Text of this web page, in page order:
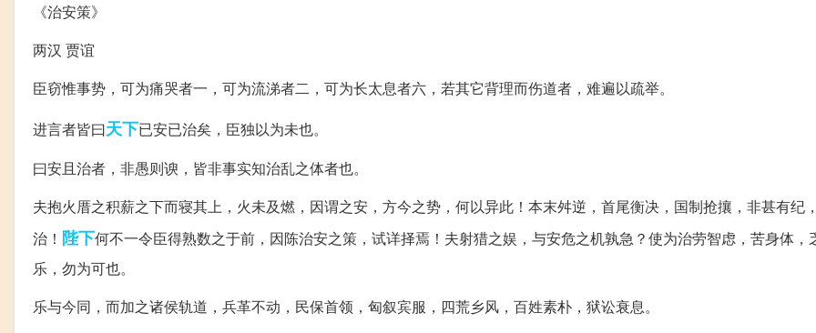
《治安策》
两汉 贾谊
臣窃惟事势，可为痛哭者一，可为流涕者二，可为长太息者六，若其它背理而伤道者，难遍以疏举。
进言者皆曰天下已安已治矣，臣独以为未也。
曰安且治者，非愚则谀，皆非事实知治乱之体者也。
夫抱火厝之积薪之下而寝其上，火未及燃，因谓之安，方今之势，何以异此！本末舛逆，首尾衡决，国制抢攘，非甚有纪
治！ 陛下何不一令臣得熟数之于前，因陈治安之策，试详择焉！夫射猎之娱，与安危之机孰急？使为治劳智虑，苦身体，
乐，勿为可也。
乐与今同，而加之诸侯轨道，兵革不动，民保首领，匈叙宾服，四荒乡风，百姓素朴，狱讼衰息。